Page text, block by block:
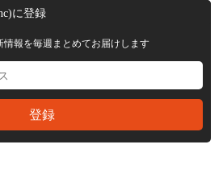
に登録
報を毎週まとめてお届けします